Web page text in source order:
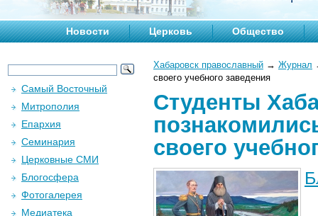
Новости Церковь Общество
Хабаровск православный → Журнал
своего учебного заведения
Студенты
своего
Самый Восточный
Митрополия
Епархия
Семинария
Церковные СМИ
Блогосфера
Фотогалерея
Медиатека